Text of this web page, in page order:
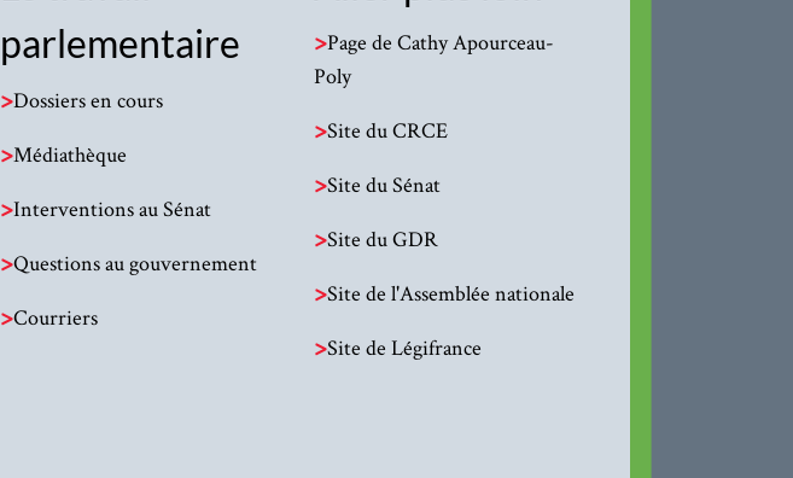
parlementaire
>Dossiers en cours
>Médiathèque
>Interventions au Sénat
>Questions au gouvernement
>Courriers
>Page de Cathy Apourceau-
Poly
>Site du CRCE
>Site du Sénat
>Site du GDR
>Site de l'Assemblée nationale
>Site de Légifrance